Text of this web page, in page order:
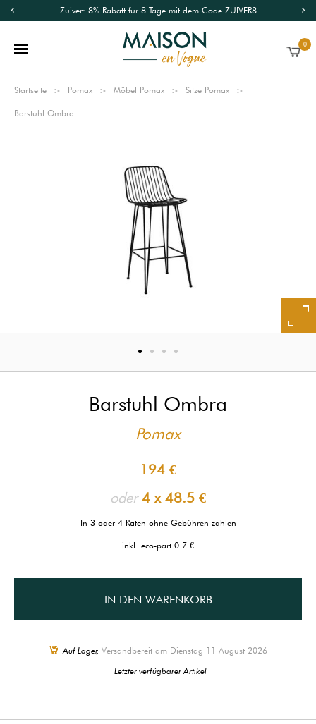
Zuiver: 8% Rabatt für 8 Tage mit dem Code ZUIVER8
0
Startseite Pomax Möbel Pomax Sitze Pomax
Barstuhl Ombra
Barstuhl Ombra
Pomax
194 €
oder4 x 48.5 €
In 3 oder 4 Raten ohne Gebühren zahlen
inkl. eco-part 0.7 €
IN DEN WARENKORB
Auf Lager, Versandbereit am Dienstag 11 August 2026
Letzter verfügbarer Artikel